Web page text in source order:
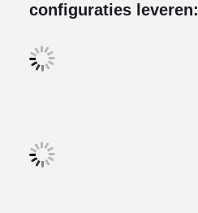
configuraties leveren: